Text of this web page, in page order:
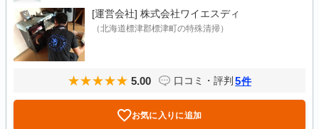
[運営会社] 株式会社ワイエスディ
（北海道標津郡標津町の特殊清掃）
5.00 口コミ・評判 5件
お気に入りに追加